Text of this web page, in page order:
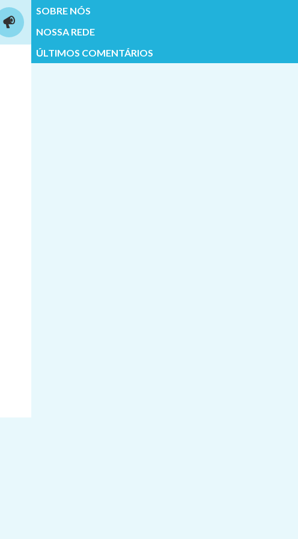
SOBRE NÓS
NOSSA REDE
ÚLTIMOS COMENTÁRIOS